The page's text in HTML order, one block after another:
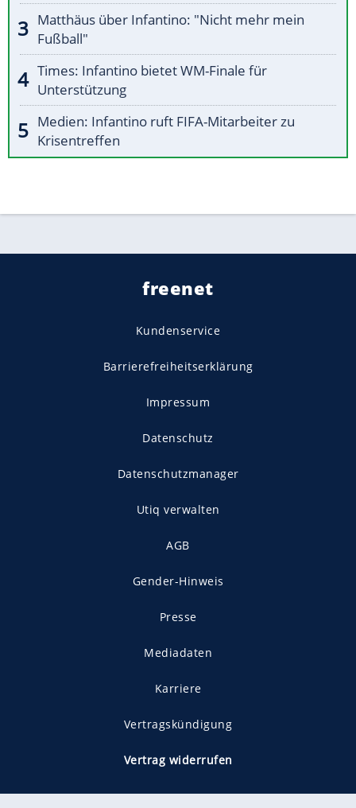
Matthäus über Infantino: "Nicht mehr mein
Fußball"
Times: Infantino bietet WM-Finale für
Unterstützung
Medien: Infantino ruft FIFA-Mitarbeiter zu
Krisentreffen
freenet
Kundenservice
Barrierefreiheitserklärung
Impressum
Datenschutz
Datenschutzmanager
Utiq verwalten
AGB
Gender-Hinweis
Presse
Mediadaten
Karriere
Vertragskündigung
Vertrag widerrufen